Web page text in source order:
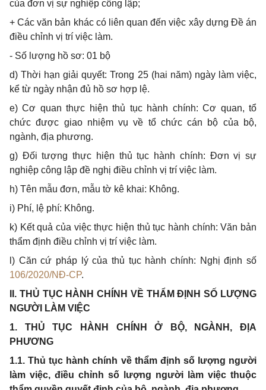
của đơn vị sự nghiệp công lập;
+ Các văn bản khác có liên quan đến việc xây dựng Đề án
điều chỉnh vị trí việc làm.
- Số lượng hồ sơ: 01 bộ
d) Thời hạn giải quyết: Trong 25 (hai năm) ngày làm việc,
kể từ ngày nhận đủ hồ sơ hợp lệ.
e) Cơ quan thực hiện thủ tục hành chính: Cơ quan, tổ
chức được giao nhiệm vụ về tổ chức cán bộ của bộ,
ngành, địa phương.
g) Đối tượng thực hiện thủ tục hành chính: Đơn vị sự
nghiệp công lập đề nghị điều chỉnh vị trí việc làm.
h) Tên mẫu đơn, mẫu tờ kê khai: Không.
i) Phí, lệ phí: Không.
k) Kết quả của việc thực hiện thủ tục hành chính: Văn bản
thẩm định điều chỉnh vị trí việc làm.
l) Căn cứ pháp lý của thủ tục hành chính: Nghị định số
106/2020/NĐ-CP.
II. THỦ TỤC HÀNH CHÍNH VỀ THẨM ĐỊNH SỐ LƯỢNG
NGƯỜI LÀM VIỆC
1. THỦ TỤC HÀNH CHÍNH Ở BỘ, NGÀNH, ĐỊA
PHƯƠNG
1.1. Thủ tục hành chính về thẩm định số lượng người
làm việc, điều chỉnh số lượng người làm việc thuộc